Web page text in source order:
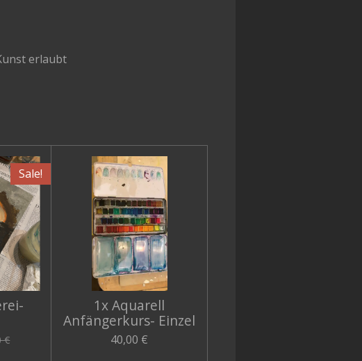
erlaubt
Sale!
€
1x Aquarell
Anfängerkurs- Einzel
40,00 €